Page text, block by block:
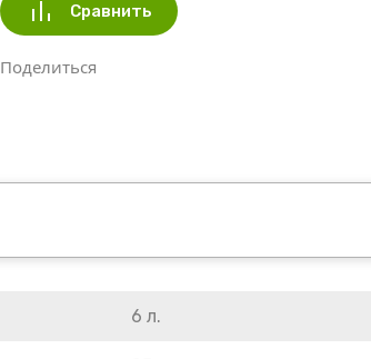
Сравнить
Поделиться
6 л.